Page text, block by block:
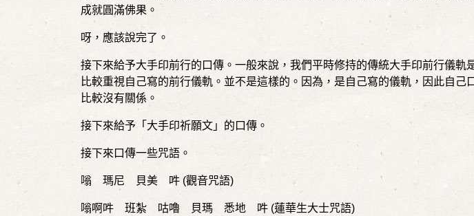
成就圓滿佛果。
呀，應該說完了。
接下來給予大手印前行的口傳。一般來說，我們平時修持的傳統大手印前行儀
比較重視自己寫的前行儀軌。並不是這樣的。因為，是自己寫的儀軌，因此自
比較沒有關係。
接下來給予「大手印祈願文」的口傳。
接下來口傳一些咒語。
嗡 瑪尼 貝美 吽 (觀音咒語)
嗡啊吽 班紮 咕嚕 貝瑪 悉地 吽 (蓮華生大士咒語)